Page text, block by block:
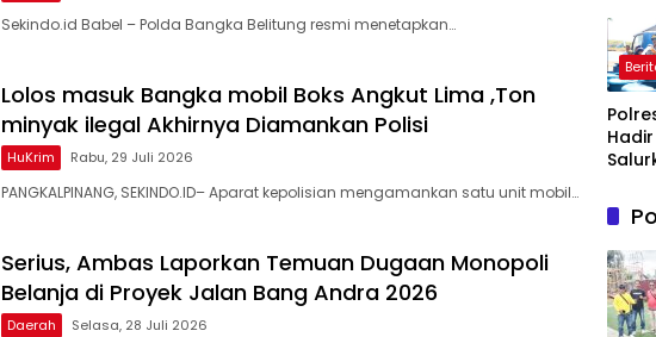
Sekindo.id Babel – Polda Bangka Belitung resmi menetapkan…
Lolos masuk Bangka mobil Boks Angkut Lima ,Ton
minyak ilegal Akhirnya Diamankan Polisi
HuKrim Rabu, 29 Juli 2026
PANGKALPINANG, SEKINDO.ID– Aparat kepolisian mengamankan satu unit mobil…
Serius, Ambas Laporkan ‎Temuan Dugaan Monopoli
Belanja di Proyek Jalan Bang Andra 2026
Daerah Selasa, 28 Juli 2026
Timur
Hadir
Krisis